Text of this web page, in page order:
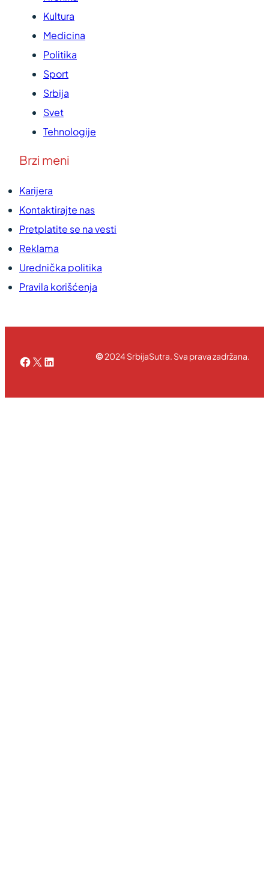
Kultura
Medicina
Politika
Sport
Srbija
Svet
Tehnologije
Brzi meni
Karijera
Kontaktirajte nas
Pretplatite se na vesti
Reklama
Urednička politika
Pravila korišćenja
Facebook
X LinkedIn©2024 SrbijaSutra. Sva prava zadržana.